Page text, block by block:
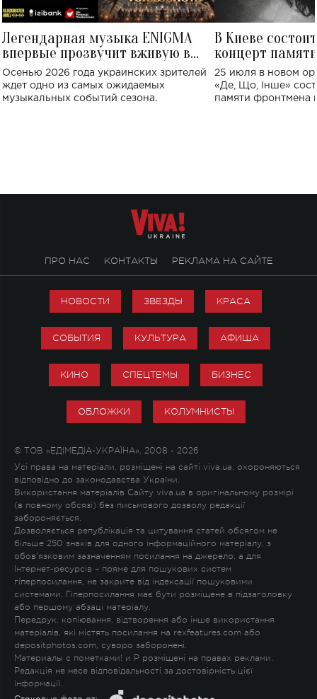
Легендарная музыка ENIGMA
впервые прозвучит вживую в
Украине: где состоится концерт
Осенью 2026 года украинских зрителей
ждет одно из самых ожидаемых
музыкальных событий сезона.
В Киеве
концерт
Клименко:
исполнят песни
25 июля в новом
«Де, Що, Інше»
памяти фронтмена
ПРО НАС КОНТАКТЫ РЕКЛАМА НА САЙТЕ
НОВОСТИ ЗВЕЗДЫ КРАСА
СОБЫТИЯ КУЛЬТУРА АФИША
КИНО СПЕЦТЕМЫ БИЗНЕС
ОБЛОЖКИ КОЛУМНИСТЫ
© ТОВ «ЕДІМЕДІА-УКРАЇНА», 2008 - 2026
Усі права на матеріали, розміщені на сайті viva.ua, охороняються
відповідно до законодавства України.
Використання матеріалів Сайту viva.ua в оригінальному розмірі
(в повному обсязі) без письмового дозволу редакції
забороняється.
Дозволяється републікація та цитування статей обсягом не
більше 250 знаків для одного інформаційного матеріалу, з
обов'язковим зазначенням посилання на джерело, а для
Інтернет-ресурсів – пряме для пошукових систем
гіперпосилання, не закрите від індексації пошуковими
системами. Гіперпосилання має бути розміщене в підзаголовку
або першому абзаці матеріалу.
Передрук, копіювання, відтворення або інше використання
матеріалів, які містять посилання на rexfeatures.com або
depositphotos.com, суворо заборонені.
Материалы с пометками! и P розміщені на правах реклами.
Редакція не несе відповідальності за достовірність цієї
інформації.